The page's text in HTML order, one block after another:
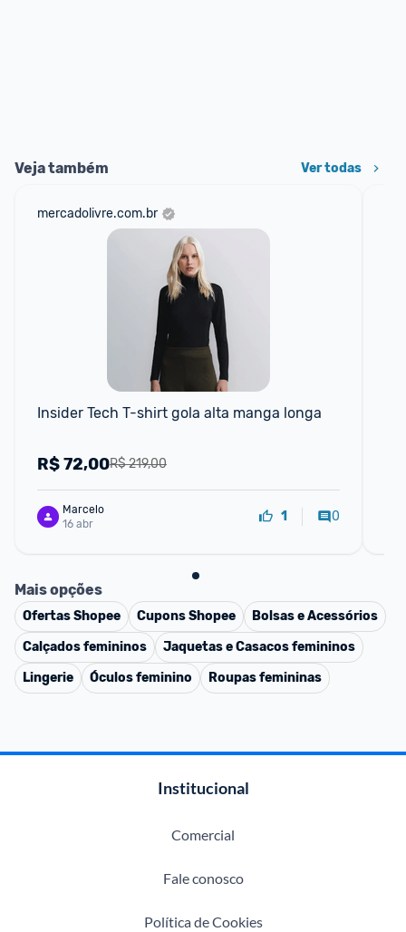
Veja também Ver todas
mercadolivre.com.br
Insider Tech T-shirt gola alta manga longa
R$ 219,00
R$72,00
Marcelo
16 abr
1 0
Mais opções
OfertasShopee CuponsShopee
Bolsas e Acessórios
Calçados femininos
Jaquetas e Casacos femininos
Lingerie
Óculos feminino Roupas femininas
Institucional
Comercial
Fale conosco
Política de Cookies